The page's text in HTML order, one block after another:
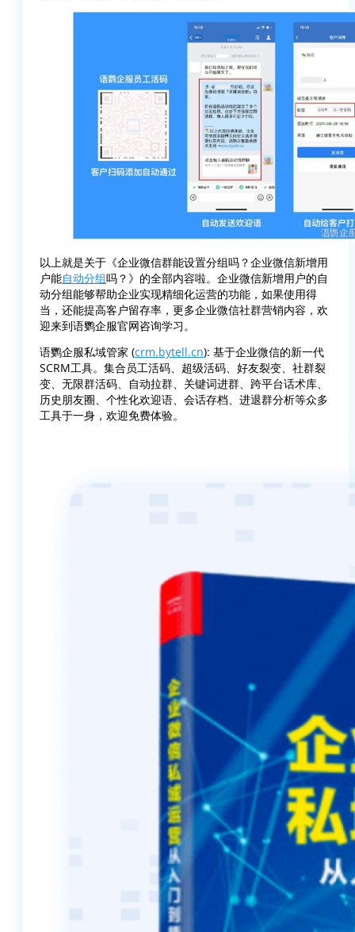
以上就是关于《企业微信群能设置分组吗？企业微信新增用
户能自动分组吗？》的全部内容啦。企业微信新增用户的自
动分组能够帮助企业实现精细化运营的功能，如果使用得
当，还能提高客户留存率，更多企业微信社群营销内容，欢
迎来到语鹦企服官网咨询学习。
语鹦企服私域管家 (crm.bytell.cn): 基于企业微信的新一代
SCRM工具。集合员工活码、超级活码、好友裂变、社群裂
变、无限群活码、自动拉群、关键词进群、跨平台话术库、
历史朋友圈、个性化欢迎语、会话存档、进退群分析等众多
工具于一身，欢迎免费体验。